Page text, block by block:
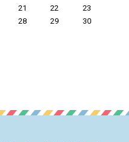
21 22
23
28 29
30